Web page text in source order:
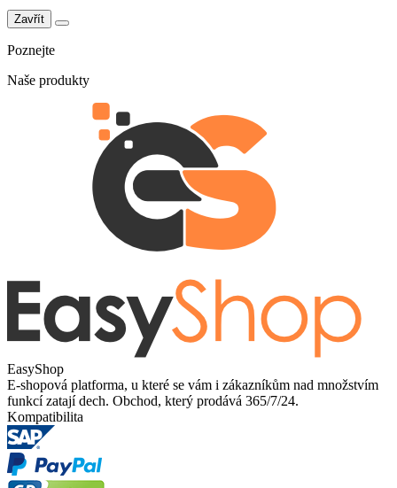
Zavřít
Poznejte
Naše produkty
EasyShop
E-shopová platforma, u které se vám i zákazníkům nad množstvím
funkcí zatají dech. Obchod, který prodává 365/7/24.
Kompatibilita